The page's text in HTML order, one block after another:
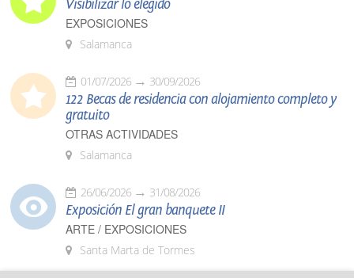
Visibilizar lo elegido
EXPOSICIONES
Salamanca
01/07/2026 30/09/2026
122 Becas de residencia con alojamiento completo y
gratuito
OTRAS ACTIVIDADES
Salamanca
26/06/2026 31/08/2026
Exposición El gran banquete II
ARTE / EXPOSICIONES
Santa Marta de Tormes